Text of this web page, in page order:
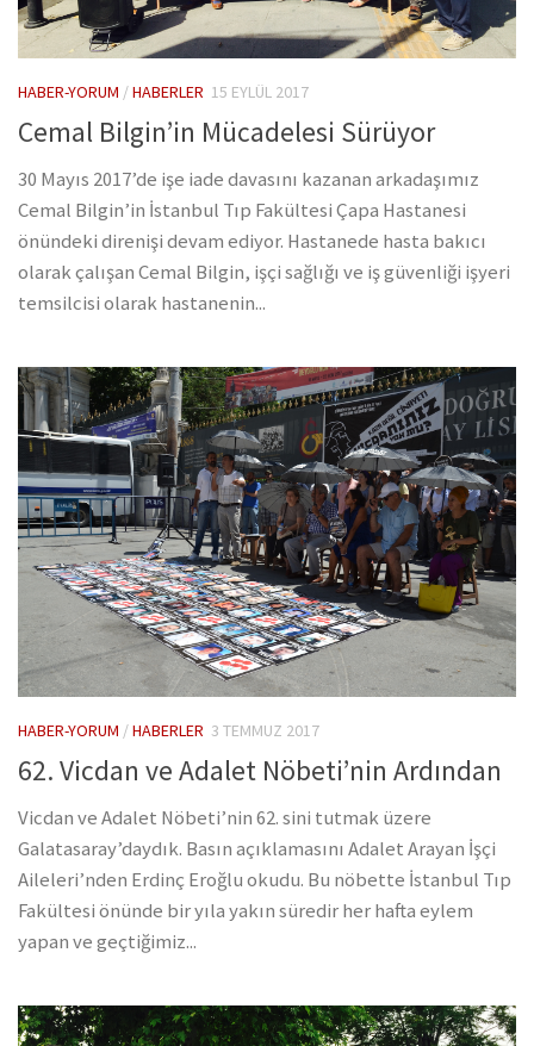
HABER-YORUM /HABERLER 15 EYLÜL 2017
Cemal Bilgin’in Mücadelesi Sürüyor
30 Mayıs 2017’de işe iade davasını kazanan arkadaşımız
Cemal Bilgin’in İstanbul Tıp Fakültesi Çapa Hastanesi
önündeki direnişi devam ediyor. Hastanede hasta bakıcı
olarak çalışan Cemal Bilgin, işçi sağlığı ve iş güvenliği işyeri
temsilcisi olarak hastanenin...
HABER-YORUM /HABERLER 3 TEMMUZ 2017
62. Vicdan ve Adalet Nöbeti’nin Ardından
Vicdan ve Adalet Nöbeti’nin 62. sini tutmak üzere
Galatasaray’daydık. Basın açıklamasını Adalet Arayan İşçi
Aileleri’nden Erdinç Eroğlu okudu. Bu nöbette İstanbul Tıp
Fakültesi önünde bir yıla yakın süredir her hafta eylem
yapan ve geçtiğimiz...